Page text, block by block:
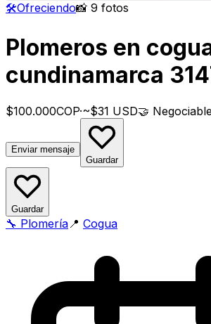
🛠️Ofreciendo📸 9 fotos
Plomeros en
cundinamarca
$100.000COP·~$31 USD🤝
Enviar mensaje
Guardar
Guardar
🔧 Plomería 📍 Cogua